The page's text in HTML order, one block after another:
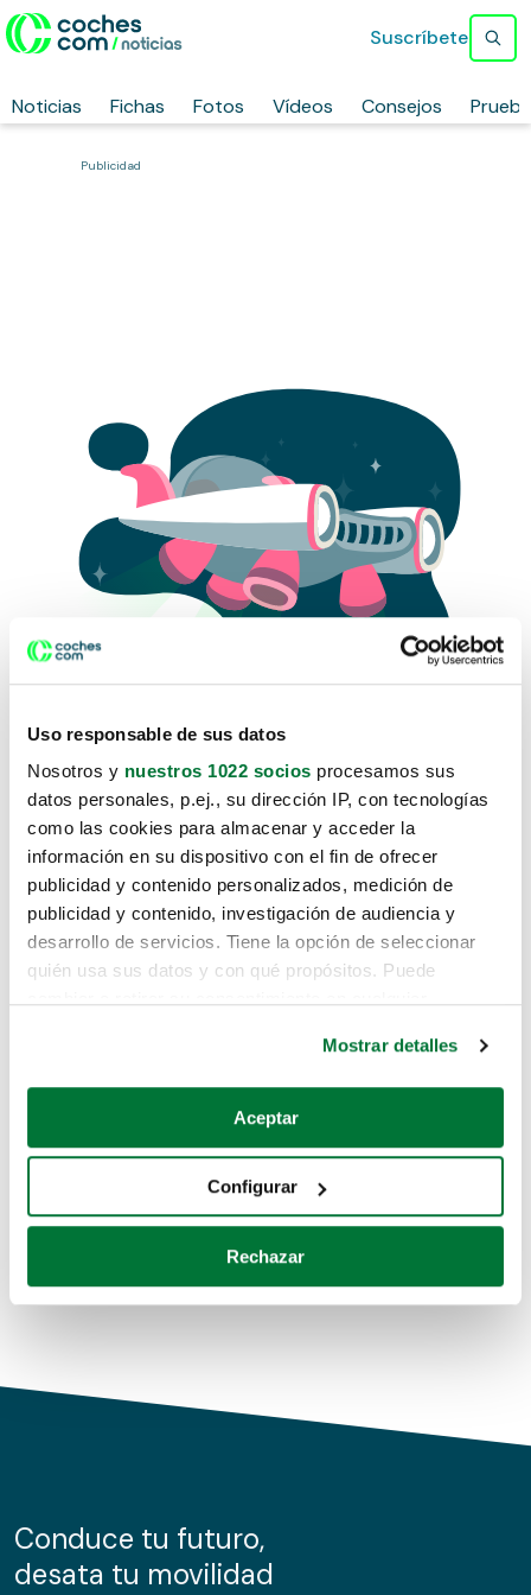
Uso responsable de sus datos
Nosotros y nuestros 1022 socios procesamos sus
datos personales, p.ej., su dirección IP, con tecnologías
como las cookies para almacenar y acceder la
información en su dispositivo con el fin de ofrecer
publicidad y contenido personalizados, medición de
publicidad y contenido, investigación de audiencia y
desarrollo de servicios. Tiene la opción de seleccionar
quién usa sus datos y con qué propósitos. Puede
Si lo permite, también quisiéramos:
Recopilar información sobre su ubicación geográfica
Identificar su dispositivo analizándolo activamente
para buscar características específicas (huellas
Obtenga más información sobre cómo se procesan sus
de cookies.
información sobre el uso que haga del sitio web con
nuestros partners de redes sociales, publicidad y análisis
Mostrar detalles
Aceptar
Configurar
Rechazar
Noticias Fichas Fotos Vídeos Consejos
Suscríbete
Publicidad
Lo sentimos, no sabemos como
te hemos traido hasta aquí.
Pero puedes encontrar el coche que estás
buscando en alguno de estos enlaces:
Coches de segunda mano
Coches de km0
Conduce tu futuro,
desata tu movilidad